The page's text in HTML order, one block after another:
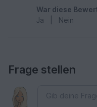
War diese
Ja
Nein
Frage stellen